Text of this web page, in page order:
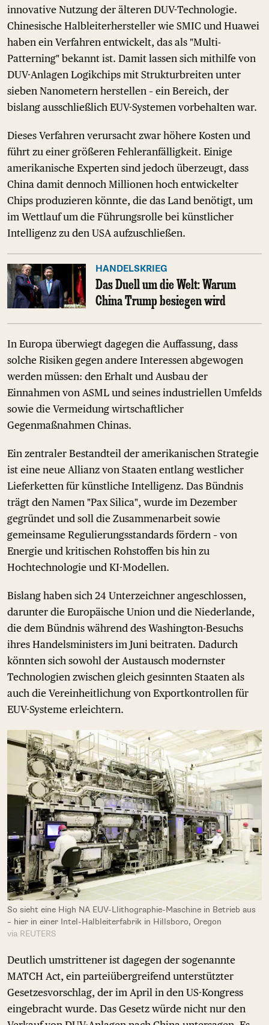
innovative Nutzung der älteren DUV-Technologie.
Chinesische Halbleiterhersteller wie SMIC und Huawei
haben ein Verfahren entwickelt, das als "Multi-
Patterning" bekannt ist. Damit lassen sich mithilfe von
DUV-Anlagen Logikchips mit Strukturbreiten unter
sieben Nanometern herstellen – ein Bereich, der
bislang ausschließlich EUV-Systemen vorbehalten war.
Dieses Verfahren verursacht zwar höhere Kosten und
führt zu einer größeren Fehleranfälligkeit. Einige
amerikanische Experten sind jedoch überzeugt, dass
China damit dennoch Millionen hoch entwickelter
Chips produzieren könnte, die das Land benötigt, um
im Wettlauf um die Führungsrolle bei künstlicher
Intelligenz zu den USA aufzuschließen.
HANDELSKRIEG
Das Duell um die Welt: Warum
China Trump besiegen wird
In Europa überwiegt dagegen die Auffassung, dass
solche Risiken gegen andere Interessen abgewogen
werden müssen: den Erhalt und Ausbau der
Einnahmen von ASML und seines industriellen Umfelds
sowie die Vermeidung wirtschaftlicher
Gegenmaßnahmen Chinas.
Ein zentraler Bestandteil der amerikanischen Strategie
ist eine neue Allianz von Staaten entlang westlicher
Lieferketten für künstliche Intelligenz. Das Bündnis
trägt den Namen "Pax Silica", wurde im Dezember
gegründet und soll die Zusammenarbeit sowie
gemeinsame Regulierungsstandards fördern – von
Energie und kritischen Rohstoffen bis hin zu
Hochtechnologie und KI-Modellen.
Bislang haben sich 24 Unterzeichner angeschlossen,
darunter die Europäische Union und die Niederlande,
die dem Bündnis während des Washington-Besuchs
ihres Handelsministers im Juni beitraten. Dadurch
könnten sich sowohl der Austausch modernster
Technologien zwischen gleich gesinnten Staaten als
auch die Vereinheitlichung von Exportkontrollen für
EUV-Systeme erleichtern.
So sieht eine High NA EUV-Llithographie-Maschine in Betrieb aus
– hier in einer Intel-Halbleiterfabrik in Hillsboro, Oregon
via REUTERS
Deutlich umstrittener ist dagegen der sogenannte
MATCH Act, ein parteiübergreifend unterstützter
Gesetzesvorschlag, der im April in den US-Kongress
eingebracht wurde. Das Gesetz würde nicht nur den